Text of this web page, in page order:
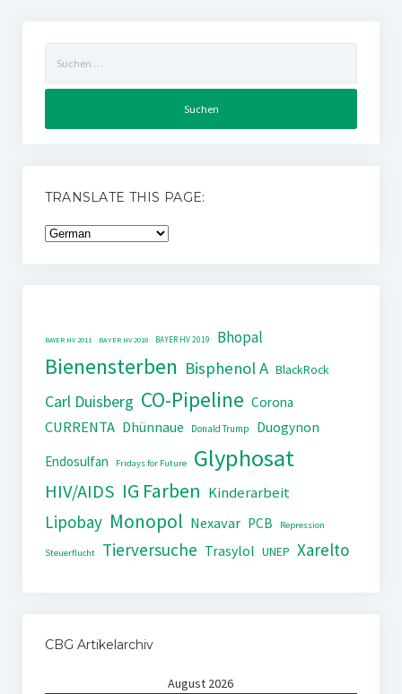
nach:
TRANSLATE THIS PAGE:
BAYER HV 2011 BAYER HV 2018 BAYER HV 2019 Bhopal
Bienensterben Bisphenol A BlackRock
Carl Duisberg CO-Pipeline Corona
CURRENTA Dhünnaue Donald Trump
Duogynon
Endosulfan
Fridays for Future Glyphosat
HIV/AIDS IG Farben Kinderarbeit
Lipobay Monopol Nexavar PCB Repression
Steuerflucht Tierversuche Trasylol UNEP Xarelto
CBG Artikelarchiv
August 2026